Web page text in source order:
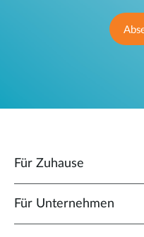
Für Zuhause
Für Unternehmen